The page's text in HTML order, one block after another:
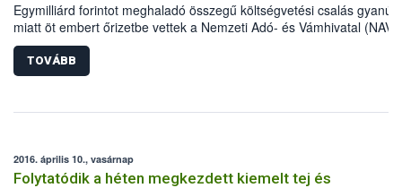
Egymilliárd forintot meghaladó összegű költségvetési csalás gyanúja
miatt öt embert őrizetbe vettek a Nemzeti Adó- és Vámhivatal (NAV)
győri pénzügyi nyomozói, a bűnszövetség a sertéshús áfájával
trükközött. A banda monori vágóhídjának tevékenységét
- tájékoztatta a NAV Nyugat-dunántúli Bűnügyi Igazgatóságának
Igazgatósága is részt vett és több mint négy tonnányi,
TOVÁBB
2016. április 10., vasárnap
Folytatódik a héten megkezdett kiemelt tej és